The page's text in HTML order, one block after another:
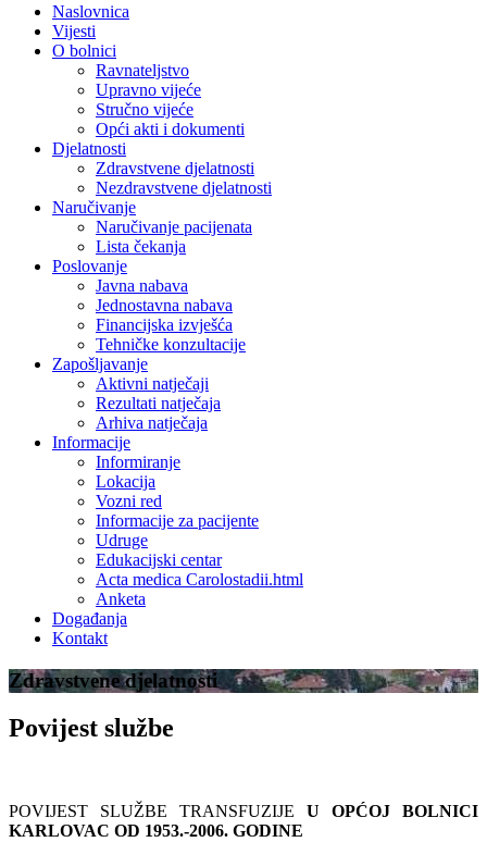
Naslovnica
Vijesti
O bolnici
Ravnateljstvo
Upravno vijeće
Stručno vijeće
Opći akti i dokumenti
Djelatnosti
Zdravstvene djelatnosti
Nezdravstvene djelatnosti
Naručivanje
Naručivanje pacijenata
Lista čekanja
Poslovanje
Javna nabava
Jednostavna nabava
Financijska izvješća
Tehničke konzultacije
Zapošljavanje
Aktivni natječaji
Rezultati natječaja
Arhiva natječaja
Informacije
Informiranje
Lokacija
Vozni red
Informacije za pacijente
Udruge
Edukacijski centar
Acta medica Carolostadii.html
Anketa
Događanja
Kontakt
Zdravstvene djelatnosti
Povijest službe
POVIJEST SLUŽBE TRANSFUZIJE U OPĆOJ BOLNICI
KARLOVAC OD 1953.-2006. GODINE